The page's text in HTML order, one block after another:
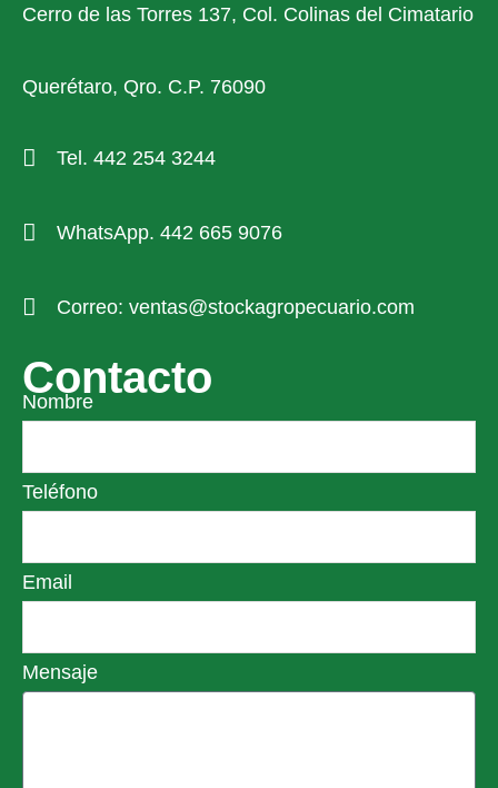
Cerro de las Torres 137, Col. Colinas del Cimatario
Querétaro, Qro. C.P. 76090
Tel. 442 254 3244
WhatsApp. 442 665 9076
Correo: ventas@stockagropecuario.com
Contacto
Nombre
Teléfono
Email
Mensaje